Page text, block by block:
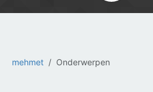
mehmet Onderwerpen